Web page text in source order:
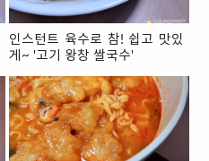
인스턴트 육수로 참! 쉽고 맛있
게~ '고기 왕창 쌀국수'